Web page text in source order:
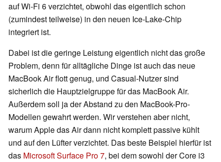
auf Wi-Fi 6 verzichtet, obwohl das eigentlich schon
(zumindest teilweise) in den neuen Ice-Lake-Chip
integriert ist.
Dabei ist die geringe Leistung eigentlich nicht das große
Problem, denn für alltägliche Dinge ist auch das neue
MacBook Air flott genug, und Casual-Nutzer sind
sicherlich die Hauptzielgruppe für das MacBook Air.
Außerdem soll ja der Abstand zu den MacBook-Pro-
Modellen gewahrt werden. Wir verstehen aber nicht,
warum Apple das Air dann nicht komplett passive kühlt
und auf den Lüfter verzichtet. Das beste Beispiel hierfür ist
das Microsoft Surface Pro 7, bei dem sowohl der Core i3